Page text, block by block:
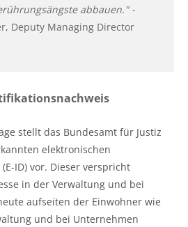
abbauen." -
Deputy Managing Director
stellt das Bundesamt für Justiz
elektronischen
ID) vor. Dieser verspricht
in der Verwaltung und bei
aufseiten der Einwohner wie
und bei Unternehmen